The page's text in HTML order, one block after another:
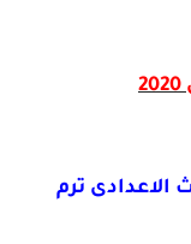
الاعدادى ترم